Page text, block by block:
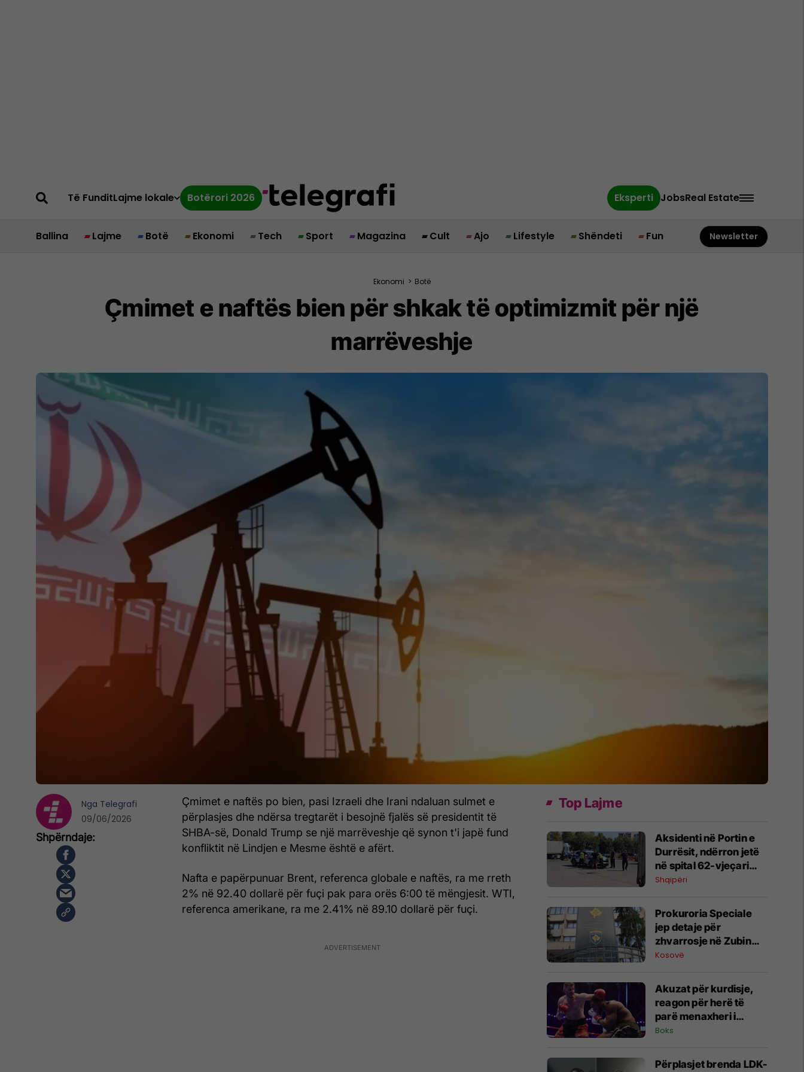
Të FunditLajme lokale Botërori 2026 Eksperti JobsReal Estate
Ballina Lajme Botë Ekonomi Tech Sport Magazina Cult Ajo Lifestyle Shëndeti Fun Newsletter
Ekonomi > Botë
Çmimet e naftës bien për shkak të optimizmit për një
marrëveshje
Çmimet e naftës po bien, pasi Izraeli dhe Irani ndaluan sulmet e
përplasjes dhe ndërsa tregtarët i besojnë fjalës së presidentit të
SHBA-së, Donald Trump se një marrëveshje që synon t'i japë fund
konfliktit në Lindjen e Mesme është e afërt.
Nafta e papërpunuar Brent, referenca globale e naftës, ra me rreth
2% në 92.40 dollarë për fuçi pak para orës 6:00 të mëngjesit. WTI,
referenca amerikane, ra me 2.41% në 89.10 dollarë për fuçi.
Nga Telegrafi
09/06/2026
Top Lajme
Aksidenti në Portin e
Durrësit, ndërron jetë
në spital 62-vjeçari
nga Kosova
Shqipëri
Prokuroria Speciale
jep detaje për
zhvarrosje në Zubin
Potok
Kosovë
Akuzat për kurdisje,
reagon për herë të
parë menaxheri i
Kristian Prengës
Boks
Përplasjet brenda LDK-